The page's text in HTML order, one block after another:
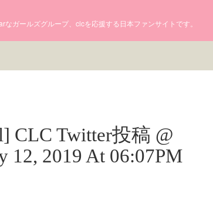
なガールズグループ、clcを応援する日本ファンサイトです。
CLC Twitter投稿 @
12, 2019 At 06:07PM